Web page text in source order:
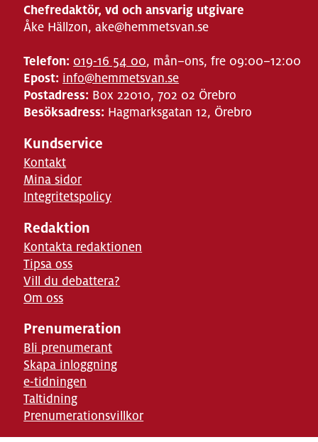
Chefredaktör, vd och ansvarig utgivare
Åke Hällzon, ake@hemmetsvan.se
Telefon: 019-16 54 00, mån–ons, fre 09:00–12:00
Epost: info@hemmetsvan.se
Postadress: Box 22010, 702 02 Örebro
Besöksadress: Hagmarksgatan 12, Örebro
Kundservice
Kontakt
Mina sidor
Integritetspolicy
Redaktion
Kontakta redaktionen
Tipsa oss
Vill du debattera?
Om oss
Prenumeration
Bli prenumerant
Skapa inloggning
e-tidningen
Taltidning
Prenumerationsvillkor